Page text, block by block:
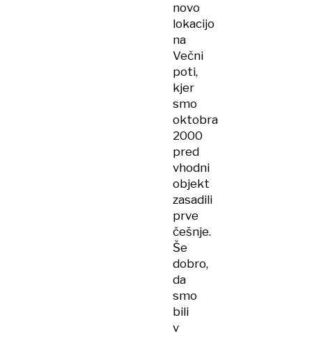
novo
lokacijo
na
Večni
poti,
kjer
smo
oktobra
2000
pred
vhodni
objekt
zasadili
prve
češnje.
Še
dobro,
da
smo
bili
v